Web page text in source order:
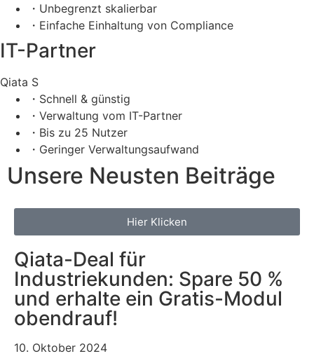
・Unbegrenzt skalierbar
・Einfache Einhaltung von Compliance
IT-Partner
Qiata S
・Schnell & günstig
・Verwaltung vom IT-Partner
・Bis zu 25 Nutzer
・Geringer Verwaltungsaufwand
Unsere Neusten Beiträge
Hier Klicken
Qiata-Deal für
Industriekunden: Spare 50 %
und erhalte ein Gratis-Modul
obendrauf!
10. Oktober 2024